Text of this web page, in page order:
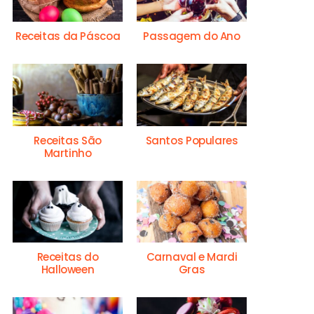
Receitas da Páscoa Passagem do Ano
Receitas São
Martinho
Santos Populares
Receitas do
Halloween
Carnaval e Mardi
Gras